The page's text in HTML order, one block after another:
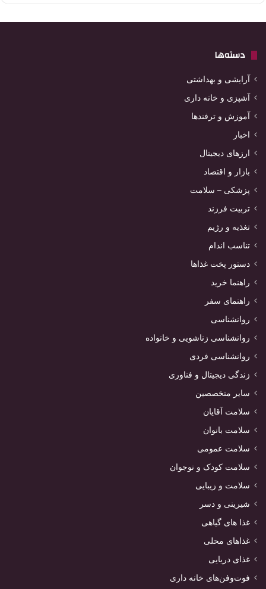
دسته‌ها
آرایشی و بهداشتی
آشپزی و خانه داری
آموزش و ترفندها
اخبار
ارزهای دیجیتال
بازار و اقتصاد
پزشکی – سلامت
تربیت فرزند
تغذیه و رژیم
تناسب اندام
دستور پخت غذاها
راهنما خرید
راهنمای سفر
روانشناسی
روانشناسی زناشویی و خانواده
روانشناسی فردی
زندگی دیجیتال و فناوری
سایر متخصصین
سلامت آقایان
سلامت بانوان
سلامت عمومی
سلامت کودک و نوجوان
سلامت و زیبایی
شیرینی و دسر
غذا های گیاهی
غذاهای محلی
غذای دریایی
فوت‌وفن‌های خانه داری